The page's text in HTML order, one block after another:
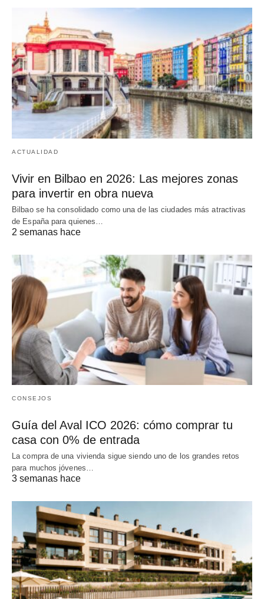
ACTUALIDAD
Vivir en Bilbao en 2026: Las mejores zonas
para invertir en obra nueva
Bilbao se ha consolidado como una de las ciudades más atractivas
de España para quienes…
2 semanas hace
CONSEJOS
Guía del Aval ICO 2026: cómo comprar tu
casa con 0% de entrada
La compra de una vivienda sigue siendo uno de los grandes retos
para muchos jóvenes…
3 semanas hace